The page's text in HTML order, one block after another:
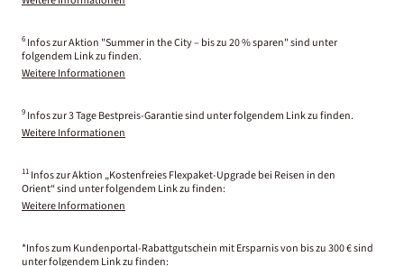
6 Infos zur Aktion "Summer in the City – bis zu 20 % sparen" sind unter
folgendem Link zu finden.
Weitere Informationen
9 Infos zur 3 Tage Bestpreis-Garantie sind unter folgendem Link zu finden.
Weitere Informationen
11 Infos zur Aktion „Kostenfreies Flexpaket-Upgrade bei Reisen in den
Orient“ sind unter folgendem Link zu finden:
Weitere Informationen
*Infos zum Kundenportal-Rabattgutschein mit Ersparnis von bis zu 300 € sind
unter folgendem Link zu finden: